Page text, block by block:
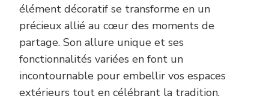
élément décoratif se transforme en un
précieux allié au cœur des moments de
partage. Son allure unique et ses
fonctionnalités variées en font un
incontournable pour embellir vos espaces
extérieurs tout en célébrant la tradition.